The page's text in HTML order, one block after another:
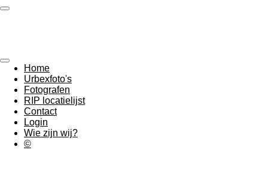
Ga
Home
Urbexfoto's
Fotografen
RIP locatielijst
Contact
Login
Wie zijn wij?
©